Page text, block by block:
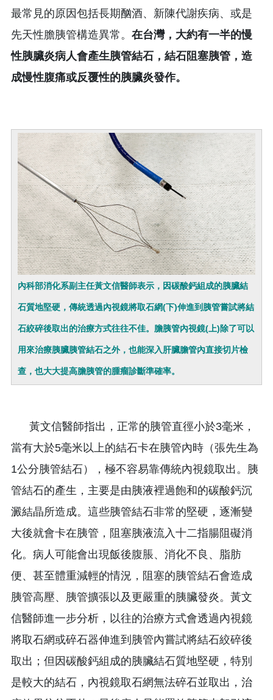
最常見的原因包括長期酗酒、新陳代謝疾病、或是
先天性膽胰管構造異常。 在台灣，大約有一半的慢
性胰臟炎病人會產生胰管結石，結石阻塞胰管，造
成慢性腹痛或反覆性的胰臟炎發作。
內科部消化系副主任黃文信醫師表示，因碳酸鈣組成的胰臟結
石質地堅硬，傳統透過內視鏡將取石網(下)伸進到胰管嘗試將結
石絞碎後取出的治療方式往往不佳。膽胰管內視鏡(上)除了可以
用來治療胰臟胰管結石之外，也能深入肝臟膽管內直接切片檢
查，也大大提高膽胰管的腫瘤診斷準確率。
黃文信醫師指出，正常的胰管直徑小於3毫米，
當有大於5毫米以上的結石卡在胰管內時（張先生為
1公分胰管結石），極不容易靠傳統內視鏡取出。胰
管結石的產生，主要是由胰液裡過飽和的碳酸鈣沉
澱結晶所造成。這些胰管結石非常的堅硬，逐漸變
大後就會卡在胰管，阻塞胰液流入十二指腸阻礙消
化。病人可能會出現飯後腹脹、消化不良、脂肪
便、甚至體重減輕的情況，阻塞的胰管結石會造成
胰管高壓、胰管擴張以及更嚴重的胰臟發炎。黃文
信醫師進一步分析，以往的治療方式會透過內視鏡
將取石網或碎石器伸進到胰管內嘗試將結石絞碎後
取出；但因碳酸鈣組成的胰臟結石質地堅硬，特別
是較大的結石，內視鏡取石網無法碎石並取出，治